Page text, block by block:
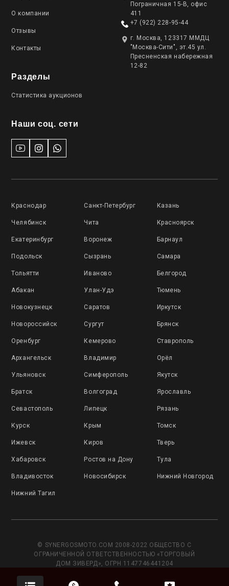
О компании
Отзывы
Контакты
Разделы
Статистика аукционов
Наши соц. сети
Пограничная 15-В, офис
411
+7 (922) 228-95-44
г. Москва, 123317 ММДЦ
"Москва-Сити", эт.45 ул.
Пресненская набережная
12-82
Краснодар Санкт-Петербург Казань
Челябинск Чита Красноярск
Екатеринбург Воронеж Барнаул
Подольск Сызрань Самара
Тольятти Иваново Белгород
Абакан Улан-Удэ Тюмень
Новокузнецк Саратов Иркутск
Новороссийск Сургут Брянск
Оренбург Кемерово Ставрополь
Архангельск Владимир Орёл
Ульяновск Симферополь Якутск
Братск Волгоград Ярославль
Севастополь Липецк Рязань
Курск Крым Томск
Ижевск Киров Тверь
Хабаровск Ростов на Дону Тула
Владивосток Новосибирск Нижний Новгород
Нижний Тагил
© SYNERGOSMOTO.COM 2008-2022 ОБЩЕСТВО С
ОГРАНИЧЕННОЙ ОТВЕТСТВЕННОСТЬЮ «ТОРГОВЫЙ
ДОМ ЗИВЕРД», ОГРН 1147746441204
характер и не является публичной офертой